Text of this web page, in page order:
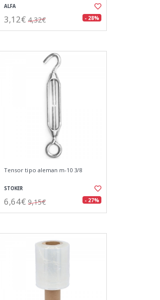
ALFA
3,12€ 4,32€ - 28%
Tensor tipo aleman m-10 3/8
STOKER
6,64€ 9,15€ - 27%